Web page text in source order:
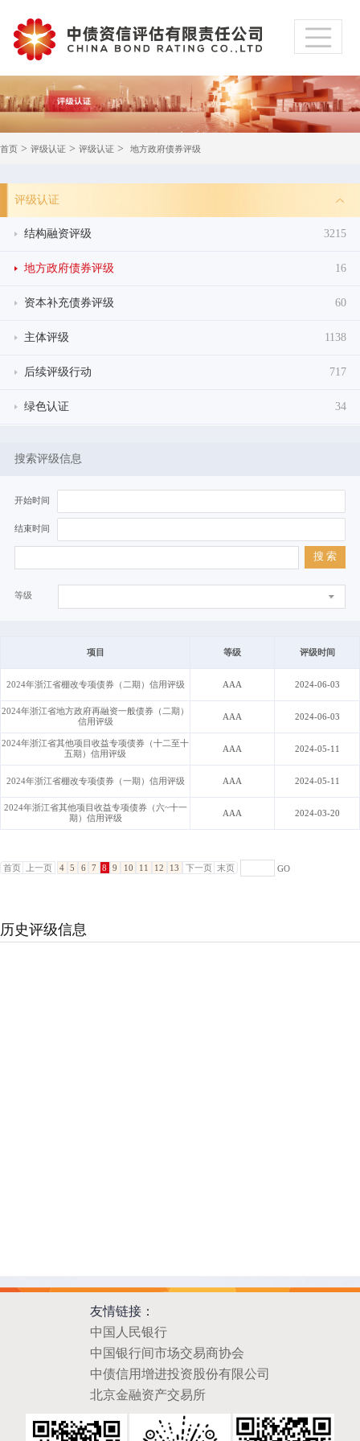
首页 > 评级认证 > 评级认证 > 地方政府债券评级
评级认证
结构融资评级 3215
地方政府债券评级 16
资本补充债券评级 60
主体评级 1138
后续评级行动 717
绿色认证 34
搜索评级信息
开始时间
结束时间
搜 索
等级
项目 等级 评级时间
2024年浙江省棚改专项债券（二期）信用评级 AAA 2024-06-03
2024年浙江省地方政府再融资一般债券（二期）
信用评级
AAA 2024-06-03
2024年浙江省其他项目收益专项债券（十二至十
五期）信用评级
AAA 2024-05-11
2024年浙江省棚改专项债券（一期）信用评级 AAA 2024-05-11
2024年浙江省其他项目收益专项债券（六~十一
期）信用评级
AAA 2024-03-20
首页 上一页 4 5 6 7 8 9 10 11 12 13 下一页 末页 GO
历史评级信息
友情链接：
中国人民银行
中国银行间市场交易商协会
中债信用增进投资股份有限公司
北京金融资产交易所